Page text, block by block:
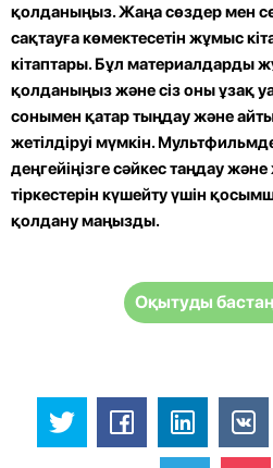
қолданыңыз. Жаңа сөздер мен
сақтауға көмектесетін жұмыс
кітаптары. Бұл материалдарды
қолданыңыз және сіз оны ұзақ
сонымен қатар тыңдау және
жетілдіруі мүмкін.
деңгейіңізге сәйкес таңдау
тіркестерін күшейту үшін
қолдану маңызды.
Оқытуды